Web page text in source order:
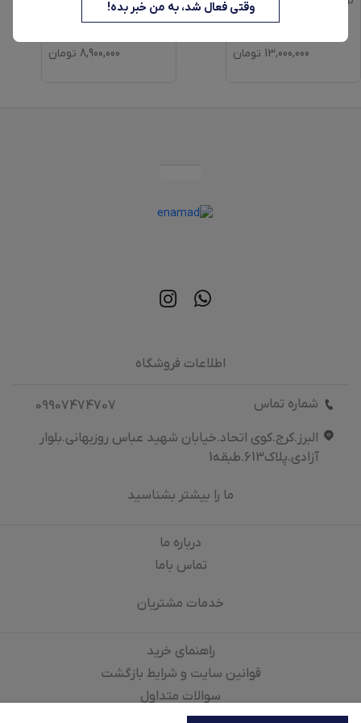
وقتی فعال شد، به من خبر بده!
13,000,000 تومان 8,900,000 تومان
اطلاعات فروشگاه
شماره تماس
09907474707
البرز.کرج.کوی اتحاد.خیابان شهید عباس روزبهانی.بلوار
آزادی.پلاک613.طبقه1
ما را بیشتر بشناسید
درباره‌ ما
تماس باما
خدمات مشتریان
راهنمای خرید
قوانین سایت و شرایط بازگشت
سوالات متداول